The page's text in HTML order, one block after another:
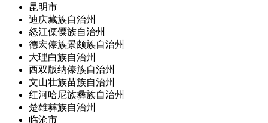
昆明市
迪庆藏族自治州
怒江傈僳族自治州
德宏傣族景颇族自治州
大理白族自治州
西双版纳傣族自治州
文山壮族苗族自治州
红河哈尼族彝族自治州
楚雄彝族自治州
临沧市